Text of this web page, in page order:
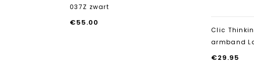
037Z zwart
€55.00
Clic
armband
€29.95